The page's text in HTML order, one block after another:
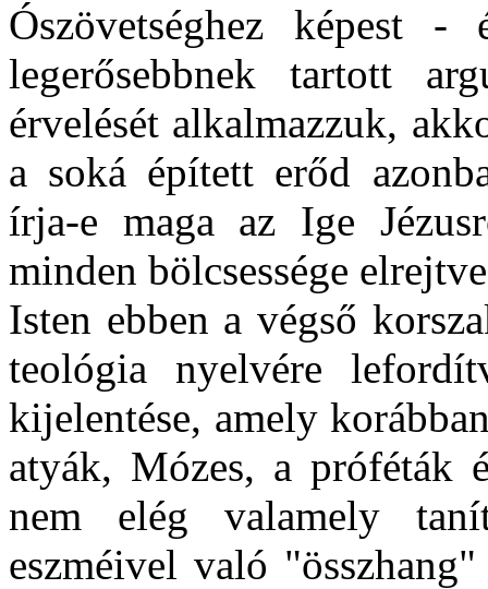
Ószövetséghez képest
legerősebbnek tartott
érvelését alkalmazzuk,
a soká épített erőd
írja-e maga az Ige
minden bölcsessége
Isten ebben a végső
teológia nyelvére
kijelentése, amely
atyák, Mózes, a próféták
nem elég valamely
eszméivel való